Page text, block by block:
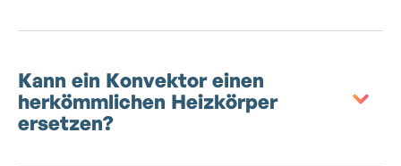
Kann ein Konvektor einen
herkömmlichen Heizkörper
ersetzen?